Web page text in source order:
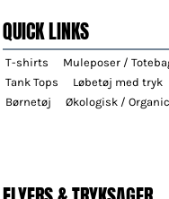
QUICK LINKS
T-shirts Muleposer /
Tank Tops
Løbetøj med tryk
Børnetøj
Økologisk / Organic